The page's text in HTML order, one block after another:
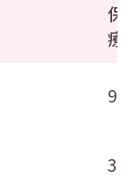
保
療